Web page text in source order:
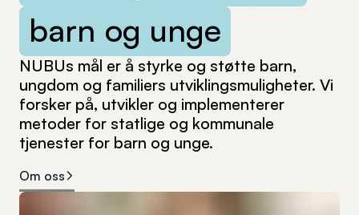
barn og unge
NUBUs mål er å styrke og støtte barn,
ungdom og familiers utviklingsmuligheter. Vi
forsker på, utvikler og implementerer
metoder for statlige og kommunale
tjenester for barn og unge.
Om oss